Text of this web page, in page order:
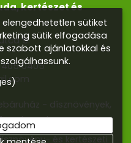
kertészet és
5.
405 0405
- dísznövények,
és kertészeti
sütiket
sütik elfogadása
szabott ajánlatokkal és